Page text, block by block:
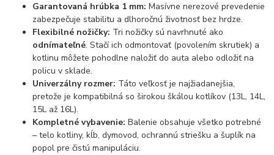
Garantovaná hrúbka 1 mm: Masívne nerezové prevedenie
zabezpečuje stabilitu a dlhoročnú životnosť bez hrdze.
Flexibilné nožičky: Tri nožičky sú navrhnuté ako
odnímateľné. Stačí ich odmontovať (povolením skrutiek) a
kotlinu môžete pohodlne naložiť do auta alebo odložiť na
policu v sklade.
Univerzálny rozmer: Táto veľkosť je najžiadanejšia,
pretože je kompatibilná so širokou škálou kotlíkov (13L, 14L,
15L až 16L).
Kompletné vybavenie: Balenie obsahuje všetko potrebné
– telo kotliny, kĺb, dymovod, ochrannú striešku a šuplík na
popol pre čistú manipuláciu.